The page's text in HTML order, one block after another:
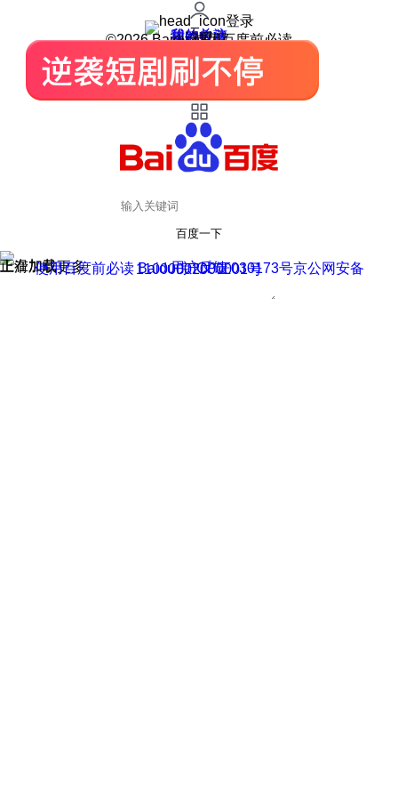
登录
我的关注
我的收藏
皮肤中心
用户反馈
设置
©2026 Baidu 使用百度前必读
百度一下
正在加载
上滑加载更多 用户反馈
使用百度前必读 Baidu 京ICP证030173号
京公网安备11000002000001号